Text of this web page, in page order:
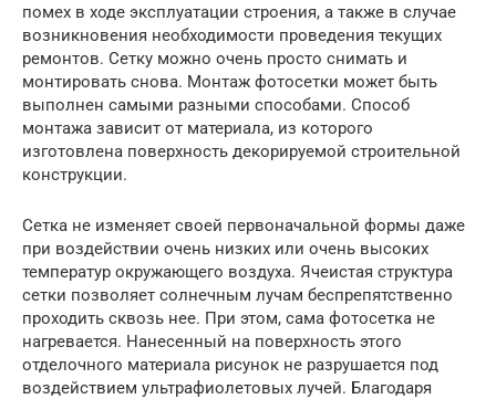
помех в ходе эксплуатации строения, а также в случае
возникновения необходимости проведения текущих
ремонтов. Сетку можно очень просто снимать и
монтировать снова. Монтаж фотосетки может быть
выполнен самыми разными способами. Способ
монтажа зависит от материала, из которого
изготовлена поверхность декорируемой строительной
конструкции.
Сетка не изменяет своей первоначальной формы даже
при воздействии очень низких или очень высоких
температур окружающего воздуха. Ячеистая структура
сетки позволяет солнечным лучам беспрепятственно
проходить сквозь нее. При этом, сама фотосетка не
нагревается. Нанесенный на поверхность этого
отделочного материала рисунок не разрушается под
воздействием ультрафиолетовых лучей. Благодаря